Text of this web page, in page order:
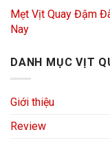
Mẹt Vịt Quay Đậm
Nay
DANH MỤC VỊT
Giới thiệu
Review